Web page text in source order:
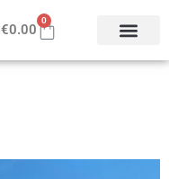
€0.00
0